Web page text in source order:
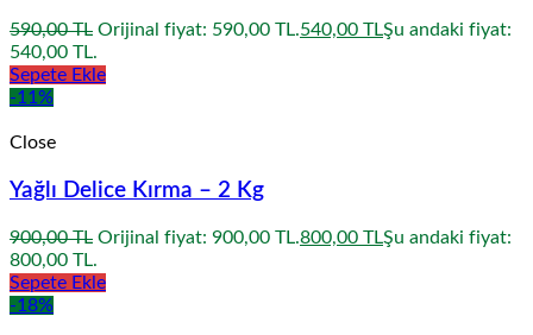
590,00TL Orijinal fiyat: 590,00 TL.540,00 TLŞu andaki fiyat:
540,00 TL.
Sepete Ekle
-11%
Close
Yağlı Delice Kırma – 2 Kg
900,00TL Orijinal fiyat: 900,00 TL.800,00 TLŞu andaki fiyat:
800,00 TL.
Sepete Ekle
-18%